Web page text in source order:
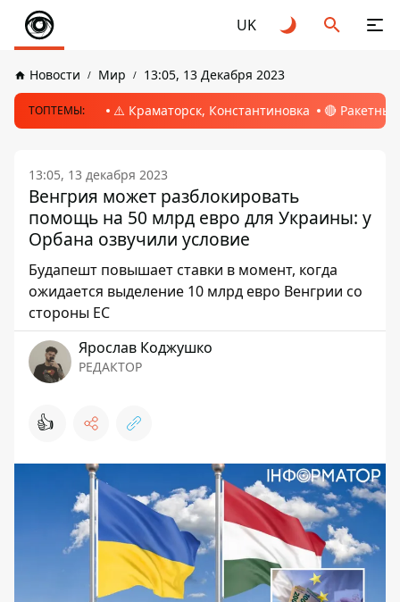
UK
Новости Мир 13:05, 13 Декабря 2023
ТОПТЕМЫ: ⚠️ Краматорск, Константиновка 🔴
13:05, 13 декабря 2023
Венгрия может разблокировать
помощь на 50 млрд евро для Украины: у
Орбана озвучили условие
Будапешт повышает ставки в момент, когда
ожидается выделение 10 млрд евро Венгрии со
стороны ЕС
Ярослав Коджушко
РЕДАКТОР
👍